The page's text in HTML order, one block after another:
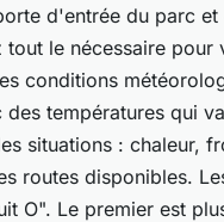
d'entrée du parc
le nécessaire pour
conditions
températures qui
situations : chaleur,
routes disponibles.
O". Le premier est